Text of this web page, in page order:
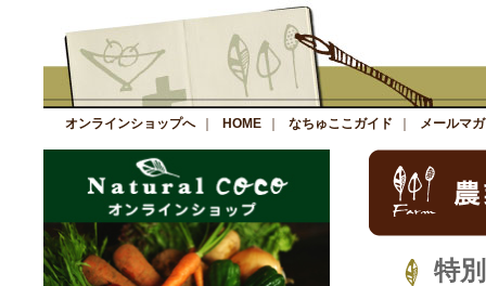
オンラインショップへ HOME なちゅここガイド メールマ
特